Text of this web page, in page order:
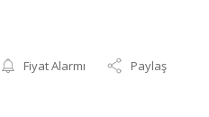
Fiyat Alarmı Paylaş